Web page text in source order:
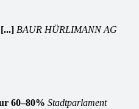
BAUR HÜRLIMANN AG
60–80% Stadtparlament